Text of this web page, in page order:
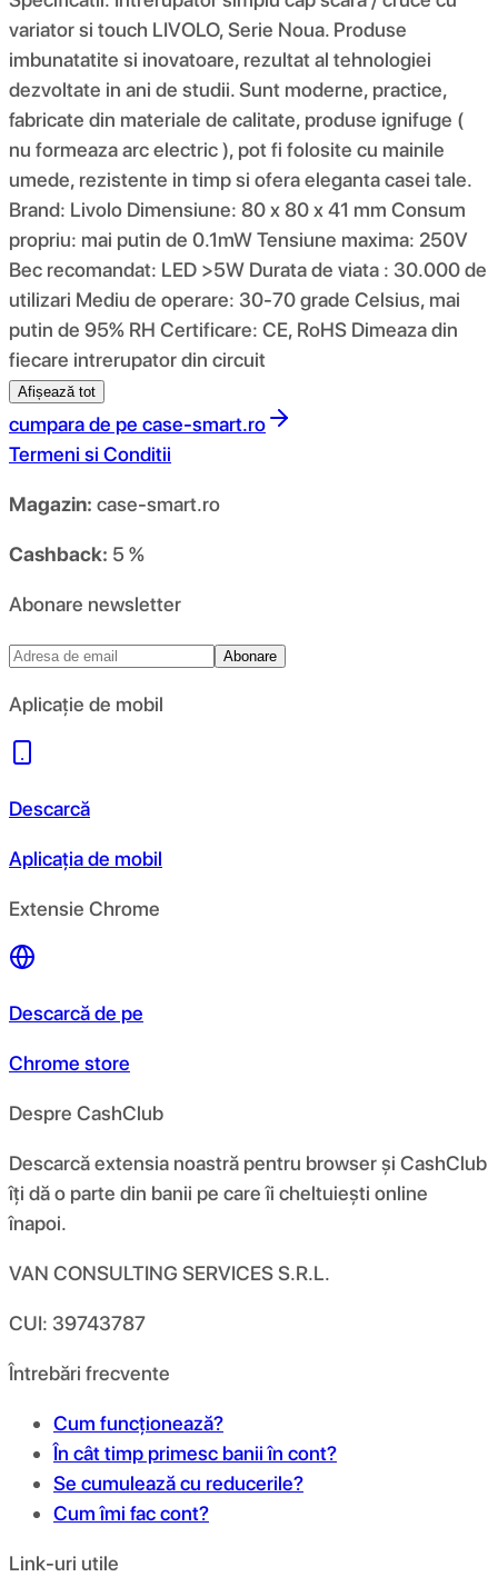
variator si touch LIVOLO, Serie Noua. Produse
imbunatatite si inovatoare, rezultat al tehnologiei
dezvoltate in ani de studii. Sunt moderne, practice,
fabricate din materiale de calitate, produse ignifuge (
nu formeaza arc electric ), pot fi folosite cu mainile
umede, rezistente in timp si ofera eleganta casei tale.
Brand: Livolo Dimensiune: 80 x 80 x 41 mm Consum
propriu: mai putin de 0.1mW Tensiune maxima: 250V
Bec recomandat: LED >5W Durata de viata : 30.000 de
utilizari Mediu de operare: 30-70 grade Celsius, mai
putin de 95% RH Certificare: CE, RoHS Dimeaza din
fiecare intrerupator din circuit
Afișează tot
cumpara de pe case-smart.ro
Termeni si Conditii
Magazin: case-smart.ro
Cashback: 5 %
Abonare newsletter
Abonare
Aplicație de mobil
Descarcă
Aplicația de mobil
Extensie Chrome
Descarcă de pe
Chrome store
Despre CashClub
Descarcă extensia noastră pentru browser și CashClub
îți dă o parte din banii pe care îi cheltuiești online
înapoi.
VAN CONSULTING SERVICES S.R.L.
CUI: 39743787
Întrebări frecvente
Cum funcționează?
În cât timp primesc banii în cont?
Se cumulează cu reducerile?
Cum îmi fac cont?
Link-uri utile